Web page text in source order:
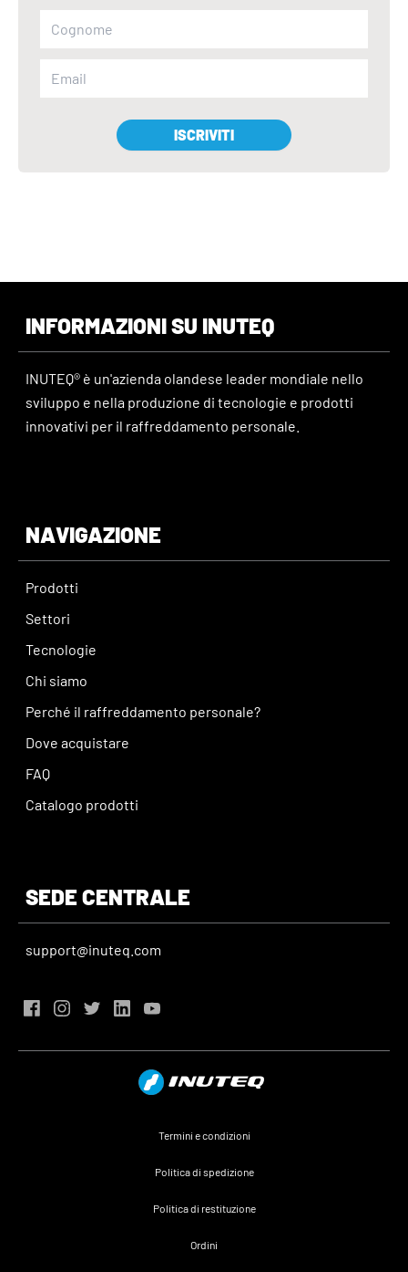
ISCRIVITI
INFORMAZIONI SU INUTEQ
INUTEQ® è un'azienda olandese leader mondiale nello
sviluppo e nella produzione di tecnologie e prodotti
innovativi per il raffreddamento personale.
NAVIGAZIONE
Prodotti
Settori
Tecnologie
Chi siamo
Perché il raffreddamento personale?
Dove acquistare
FAQ
Catalogo prodotti
SEDE CENTRALE
support@inuteq.com
Termini e condizioni
Politica di spedizione
Politica di restituzione
Ordini